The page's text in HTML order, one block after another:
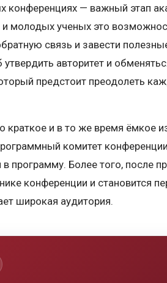
конференциях — важный этап
молодых ученых это
связь и завести
авторитет и
предстоит преодолеть
краткое и в то же время ёмкое
комитет
программу. Более того, после
конференции и становится
широкая аудитория.